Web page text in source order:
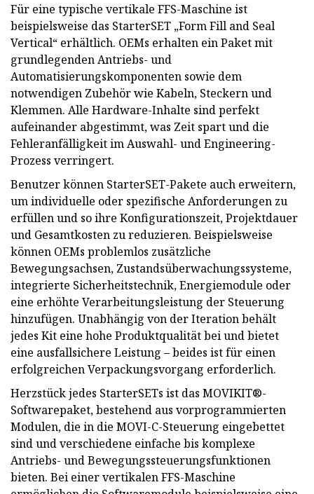
Für eine typische vertikale FFS-Maschine ist
beispielsweise das StarterSET „Form Fill and Seal
Vertical“ erhältlich. OEMs erhalten ein Paket mit
grundlegenden Antriebs- und
Automatisierungskomponenten sowie dem
notwendigen Zubehör wie Kabeln, Steckern und
Klemmen. Alle Hardware-Inhalte sind perfekt
aufeinander abgestimmt, was Zeit spart und die
Fehleranfälligkeit im Auswahl- und Engineering-
Prozess verringert.
Benutzer können StarterSET-Pakete auch erweitern,
um individuelle oder spezifische Anforderungen zu
erfüllen und so ihre Konfigurationszeit, Projektdauer
und Gesamtkosten zu reduzieren. Beispielsweise
können OEMs problemlos zusätzliche
Bewegungsachsen, Zustandsüberwachungssysteme,
integrierte Sicherheitstechnik, Energiemodule oder
eine erhöhte Verarbeitungsleistung der Steuerung
hinzufügen. Unabhängig von der Iteration behält
jedes Kit eine hohe Produktqualität bei und bietet
eine ausfallsichere Leistung – beides ist für einen
erfolgreichen Verpackungsvorgang erforderlich.
Herzstück jedes StarterSETs ist das MOVIKIT®-
Softwarepaket, bestehend aus vorprogrammierten
Modulen, die in die MOVI-C-Steuerung eingebettet
sind und verschiedene einfache bis komplexe
Antriebs- und Bewegungssteuerungsfunktionen
bieten. Bei einer vertikalen FFS-Maschine